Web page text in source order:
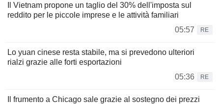
Il Vietnam propone un taglio del 30% dell'imposta sul
reddito per le piccole imprese e le attività familiari
05:57
RE
Lo yuan cinese resta stabile, ma si prevedono ulteriori
rialzi grazie alle forti esportazioni
05:36
RE
Il frumento a Chicago sale grazie al sostegno dei prezzi